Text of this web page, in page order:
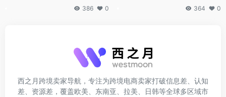
386 0 364 0
西之月跨境卖家导航，专注为跨境电商卖家打破信息差、认知
差、资源差，覆盖欧美、东南亚、拉美、日韩等全球多区域市